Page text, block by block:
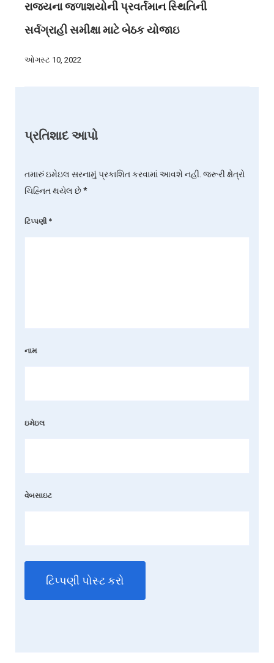
રાજ્યના જળાશયોની પ્રવર્તમાન સ્થિતિની
સર્વગ્રાહી સમીક્ષા માટે બેઠક યોજાઇ
ઓગસ્ટ 10, 2022
પ્રતિશાદ આપો
તમારું ઇમેઇલ સરનામું પ્રકાશિત કરવામાં આવશે નહીં. જરૂરી ક્ષેત્રો
ચિહ્નિત થયેલ છે*
ટિપ્પણી *
નામ
ઇમેઇલ
વેબસાઇટ